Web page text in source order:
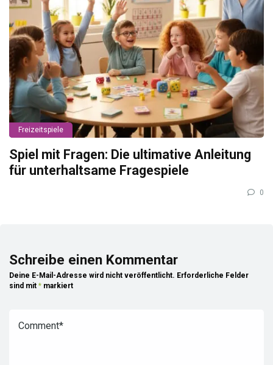
Freizeitspiele
Spiel mit Fragen: Die ultimative Anleitung
für unterhaltsame Fragespiele
0
Schreibe einen Kommentar
Deine E-Mail-Adresse wird nicht veröffentlicht. Erforderliche Felder
sind mit * markiert